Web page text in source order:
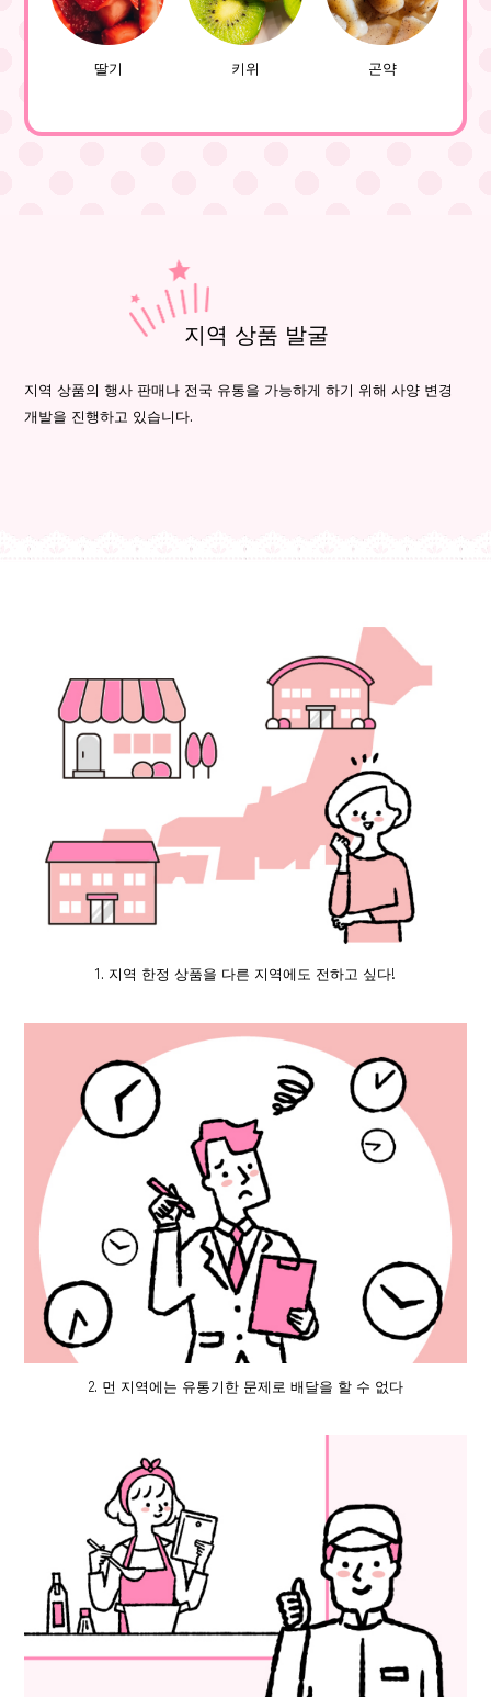
딸기 키위 곤약
지역 상품 발굴
지역 상품의 행사 판매나 전국 유통을 가능하게 하기 위해 사양 변경
개발을 진행하고 있습니다.
1. 지역 한정 상품을 다른 지역에도 전하고 싶다!
2. 먼 지역에는 유통기한 문제로 배달을 할 수 없다